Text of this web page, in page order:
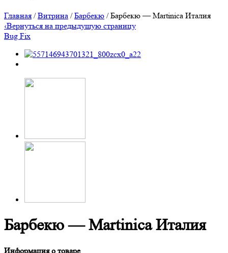
Главная /Витрина /Барбекю / Барбекю — Martinica Италия
‹Вернуться на предыдущую страницу
Bug Fix
Барбекю — Martinica Италия
Информация о товаре